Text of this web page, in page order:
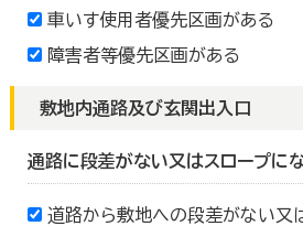
車いす使用者優先区画がある
障害者等優先区画がある
敷地内通路及び玄関出入口
通路に段差がない又はスロープに
道路から敷地への段差がない又